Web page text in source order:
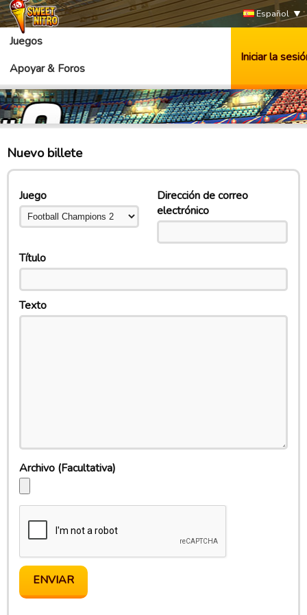
Español
Juegos
Apoyar & Foros
Iniciar la
Nuevo billete
Dirección de correo
electrónico
Juego
Título
Texto
Archivo (Facultativa)